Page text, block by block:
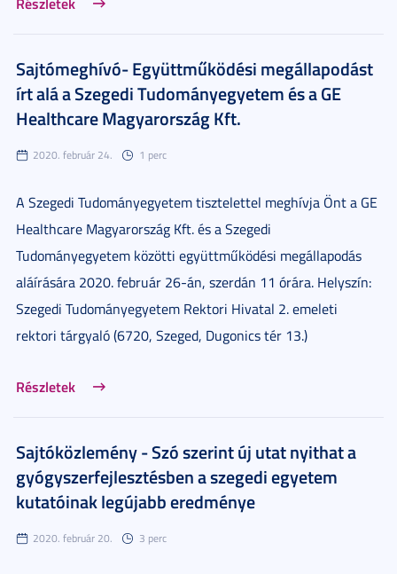
Sajtómeghívó- Együttműködési megállapodást
írt alá a Szegedi Tudományegyetem és a GE
Healthcare Magyarország Kft.
2020. február 24. 1 perc
A Szegedi Tudományegyetem tisztelettel meghívja Önt a GE
Healthcare Magyarország Kft. és a Szegedi
Tudományegyetem közötti együttműködési megállapodás
aláírására 2020. február 26-án, szerdán 11 órára. Helyszín:
Szegedi Tudományegyetem Rektori Hivatal 2. emeleti
rektori tárgyaló (6720, Szeged, Dugonics tér 13.)
Részletek
Sajtóközlemény - Szó szerint új utat nyithat a
gyógyszerfejlesztésben a szegedi egyetem
kutatóinak legújabb eredménye
2020. február 20. 3 perc